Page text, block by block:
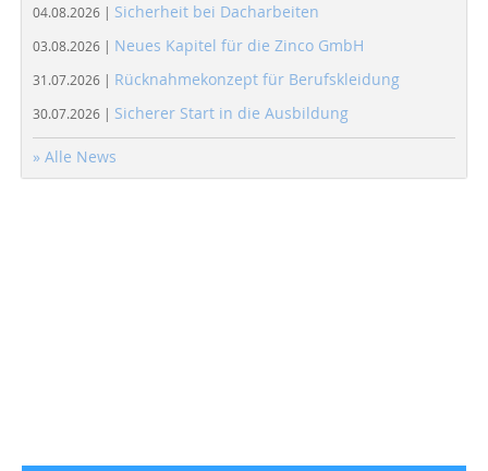
04.08.2026 | Sicherheit bei Dacharbeiten
03.08.2026 | Neues Kapitel für die Zinco GmbH
31.07.2026 | Rücknahmekonzept für Berufskleidung
30.07.2026 | Sicherer Start in die Ausbildung
» Alle News